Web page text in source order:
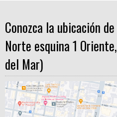
Conozca la ubicación
Norte esquina 1
del Mar)